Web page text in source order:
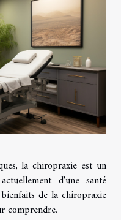
la chiropraxie est un
d'une santé
de la chiropraxie
comprendre.